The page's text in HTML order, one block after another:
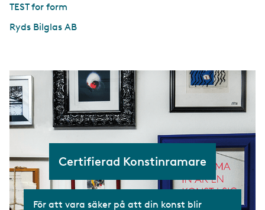
TEST for form
Ryds Bilglas AB
Certifierad Konstinramare
För att vara säker på att din konst blir